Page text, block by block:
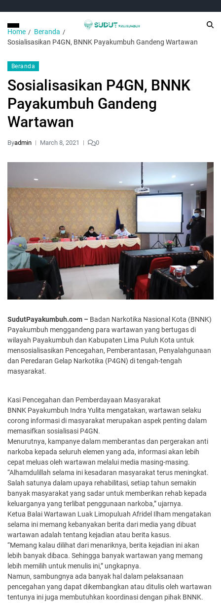
Home
Beranda
Sosialisasikan P4GN, BNNK Payakumbuh Gandeng Wartawan
Beranda
Sosialisasikan P4GN, BNNK
Payakumbuh Gandeng
Wartawan
Byadmin March 8, 2021 0
SudutPayakumbuh.com – Badan Narkotika Nasional Kota (BNNK)
Payakumbuh menggandeng para wartawan yang bertugas di
wilayah Payakumbuh dan Kabupaten Lima Puluh Kota untuk
mensosialisasikan Pencegahan, Pemberantasan, Penyalahgunaan
dan Peredaran Gelap Narkotika (P4GN) di tengah-tengah
masyarakat.
Kasi Pencegahan dan Pemberdayaan Masyarakat
BNNK Payakumbuh Indra Yulita mengatakan, wartawan selaku
corong informasi di masyarakat merupakan aspek penting dalam
memasifkan sosialisasi P4GN.
Menurutnya, kampanye dalam memberantas dan pergerakan anti
narkoba kepada seluruh elemen yang ada, informasi akan lebih
cepat meluas oleh wartawan melalui media masing-masing.
“Alhamdulillah selama ini kesadaran masyarakat terus meningkat.
Salah satunya dalam upaya rehabilitasi, setiap tahun semakin
banyak masyarakat yang sadar untuk memberikan rehab kepada
keluarganya yang terlibat penggunaan narkoba,” ujarnya.
Ketua Balai Wartawan Luak Limopuluah Afridel Ilham mengatakan
selama ini memang kebanyakan berita dari media yang dibuat
wartawan adalah tentang kejadian atau berita kasus.
“Memang kalau dilihat dari menariknya, berita kejadian ini akan
lebih banyak dibaca. Sehingga banyak wartawan yang memang
lebih memilih untuk menulis ini,” ungkapnya.
Namun, sambungnya ada banyak hal dalam pelaksanaan
pencegahan yang dapat dikembangkan atau ditulis oleh wartawan
tentunya ini juga membutuhkan koordinasi dengan pihak BNNK.